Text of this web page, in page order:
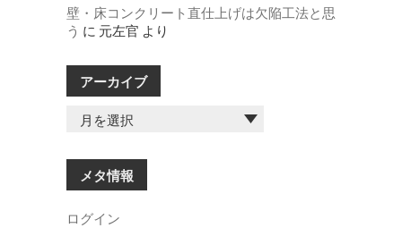
壁・床コンクリート直仕上げは欠陥工法と思
う に 元左官 より
アーカイブ
ア
ー
ブ
メタ情報
ログイン